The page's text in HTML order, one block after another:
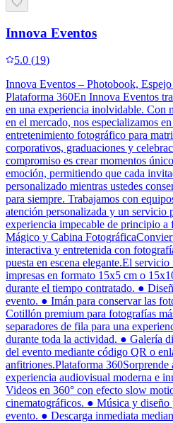
Innova Eventos
5.0 (19)
Innova Eventos – Photobook,
Plataforma 360En Innova Eventos
en una experiencia inolvidable. Con
en el mercado, nos especializamos
entretenimiento fotográfico para
corporativos, graduaciones y
compromiso es crear momentos
emoción, permitiendo que cada
personalizado mientras ustedes
para siempre. Trabajamos con
atención personalizada y un servicio
experiencia impecable de principio
Mágico y Cabina
interactiva y entretenida con
puesta en escena elegante.El
impresas en formato 15x5 cm o
durante el tiempo contratado. ●
evento. ● Imán para conservar las
Cotillón premium para fotografías
separadores de fila para una
durante toda la actividad. ● Galería
del evento mediante código QR o
anfitriones.Plataforma 360Sorprende
experiencia audiovisual moderna e
Videos en 360° con efecto slow
cinematográficos. ● Música y diseño
evento. ● Descarga inmediata